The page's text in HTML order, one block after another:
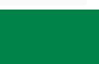
smrti (ako je
vidom